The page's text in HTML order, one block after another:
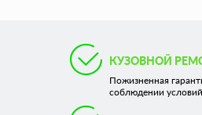
КУЗОВНОЙ
Пожизненная
соблюдении условий